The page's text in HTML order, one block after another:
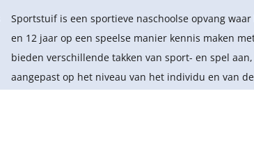
Sportstuif is een sportieve naschoolse opvang
en 12 jaar op een speelse manier kennis maken
bieden verschillende takken van sport- en spel
aangepast op het niveau van het individu en van